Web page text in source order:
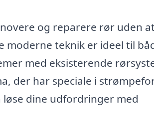
og reparere rør uden at
moderne teknik er ideel til
med eksisterende
der har speciale i
dine udfordringer med